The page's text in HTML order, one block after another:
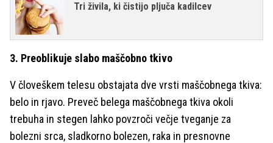
Tri živila, ki čistijo pljuča kadilcev
3. Preoblikuje slabo maščobno tkivo
V človeškem telesu obstajata dve vrsti maščobnega tkiva:
belo in rjavo. Preveč belega maščobnega tkiva okoli
trebuha in stegen lahko povzroči večje tveganje za
bolezni srca, sladkorno bolezen, raka in presnovne